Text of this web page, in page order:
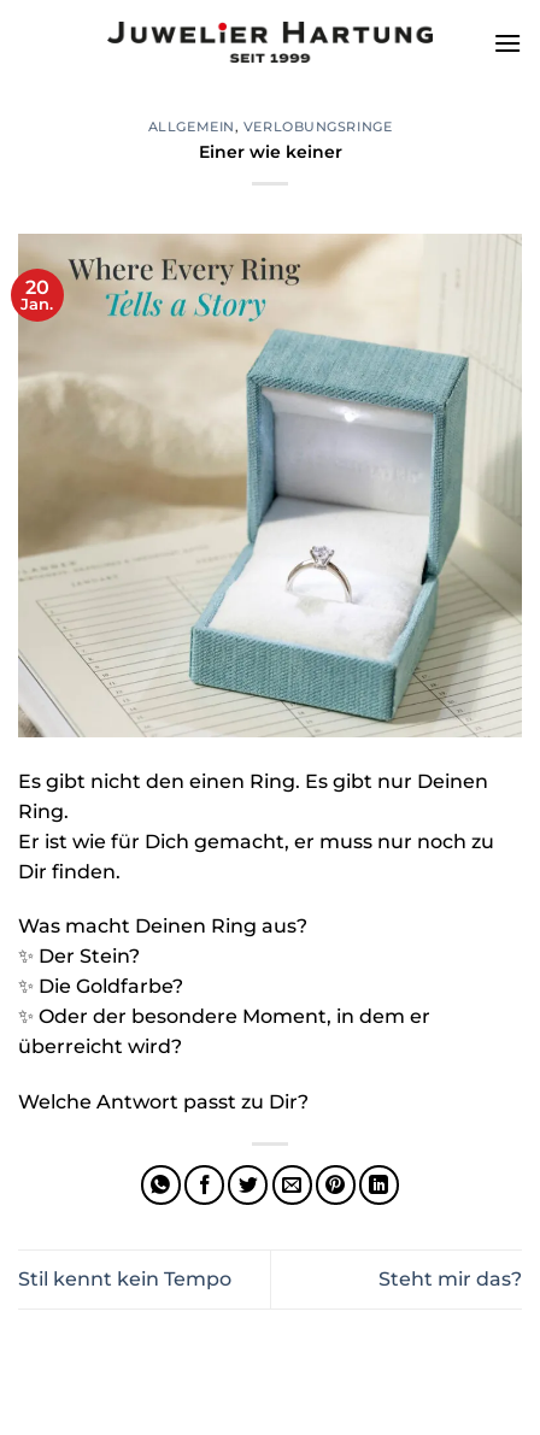
ALLGEMEIN, VERLOBUNGSRINGE
Einer wie keiner
20
Jan.
Es gibt nicht den einen Ring. Es gibt nur Deinen
Ring.
Er ist wie für Dich gemacht, er muss nur noch zu
Dir finden.
Was macht Deinen Ring aus?
✨ Der Stein?
✨ Die Goldfarbe?
✨ Oder der besondere Moment, in dem er
überreicht wird?
Welche Antwort passt zu Dir?
️Stil kennt kein Tempo Steht mir das?